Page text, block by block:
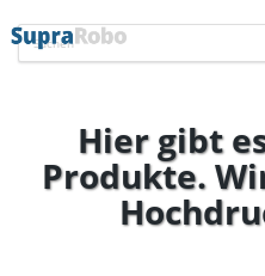
Hier gibt
Produkte.